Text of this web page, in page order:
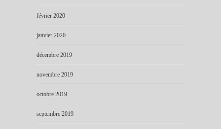
février 2020
janvier 2020
décembre 2019
novembre 2019
octobre 2019
septembre 2019